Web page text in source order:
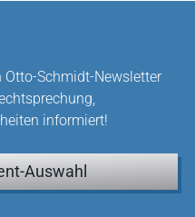
Otto-Schmidt-Newsletter
informiert!
Auswahl